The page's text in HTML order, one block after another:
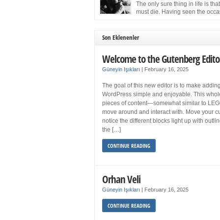
and still feel fatigued when your […]
The only sure thing in life is that
must die. Having seen the
the Cuban Revolution would succumb to that
Son Eklenenler
Welcome to the Gutenberg
Güneyin Işıkları February 16, 2025
The goal of this new editor is to make
WordPress simple and enjoyable. This
pieces of content—somewhat similar to
move around and interact with. Move your
notice the different blocks light up with
the […]
CONTINUE READING
Orhan Veli
Güneyin Işıkları February 16, 2025
CONTINUE READING